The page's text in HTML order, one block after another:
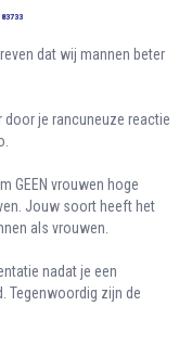
83733
dat wij mannen beter
door je rancuneuze reactie
GEEN vrouwen hoge
Jouw soort heeft het
als vrouwen.
nadat je een
Tegenwoordig zijn de